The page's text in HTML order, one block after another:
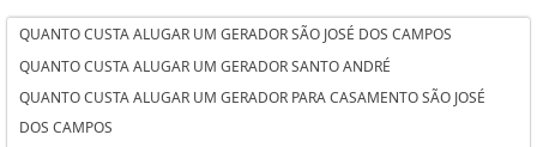
QUANTO CUSTA ALUGAR UM GERADOR SÃO JOSÉ DOS CAMPOS
QUANTO CUSTA ALUGAR UM GERADOR SANTO ANDRÉ
QUANTO CUSTA ALUGAR UM GERADOR PARA CASAMENTO SÃO JOSÉ
DOS CAMPOS